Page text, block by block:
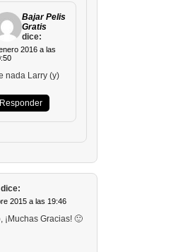
Bajar Pelis
Gratis
dice:
2016 a las
nada Larry (y)
Responder
dice:
2015 a las 19:46
¡Muchas Gracias! 🙂